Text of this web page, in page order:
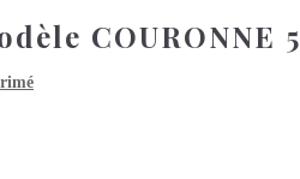
COURONNE 5